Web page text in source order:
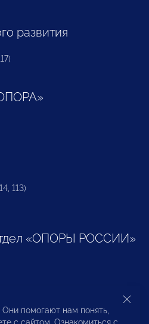
развития
113)
«ОПОРЫ РОССИИ»
предпринимателей и
помогают нам понять,
с сайтом. Ознакомиться с